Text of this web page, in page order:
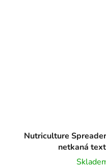
Nutriculture
netkaná